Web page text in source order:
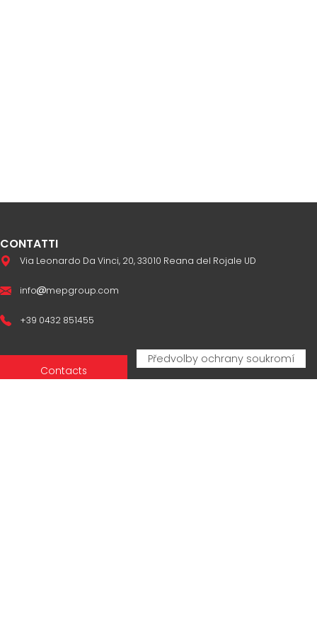
CONTATTI
Via Leonardo Da Vinci, 20, 33010 Reana del Rojale UD
info mepgroup.com
+39 0432 851455
Contacts